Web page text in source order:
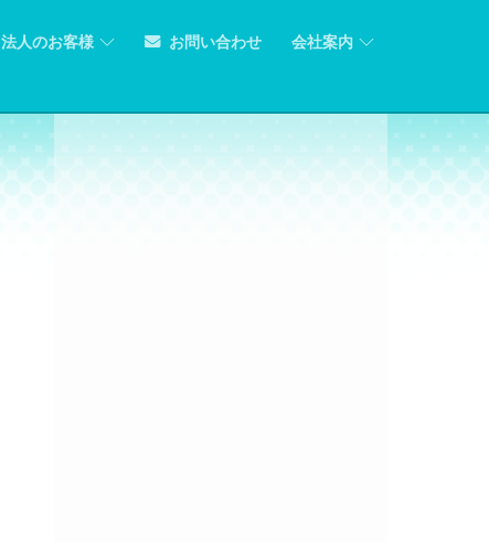
法人のお客様 お問い合わせ 会社案内